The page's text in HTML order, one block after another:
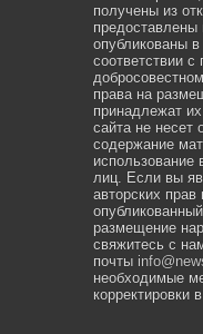
получены из
предоставлены
опубликованы
соответствии
права на
принадлежат
сайта не несет
содержание
использование
лиц. Если вы
авторских прав
размещение
свяжитесь с
почты
необходимые
корректировки